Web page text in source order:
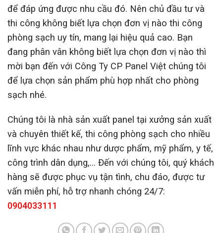
để đáp ứng được nhu cầu đó. Nên chủ đầu tư và
thi công không biết lựa chọn đơn vị nào thi công
phòng sạch uy tín, mang lại hiệu quả cao. Bạn
đang phân vân không biết lựa chọn đơn vị nào thì
mời bạn đến với Công Ty CP Panel Việt chúng tôi
để lựa chọn sản phẩm phù hợp nhất cho phòng
sạch nhé.
Chúng tôi là nhà sản xuất panel tại xưởng sản xuất
và chuyên thiết kế, thi công phòng sạch cho nhiều
lĩnh vực khác nhau như dược phẩm, mỹ phẩm, y tế,
công trình dân dụng,… Đến với chúng tôi, quý khách
hàng sẽ được phục vụ tận tình, chu đáo, được tư
vấn miễn phí, hỗ trợ nhanh chóng 24/7:
0904033111